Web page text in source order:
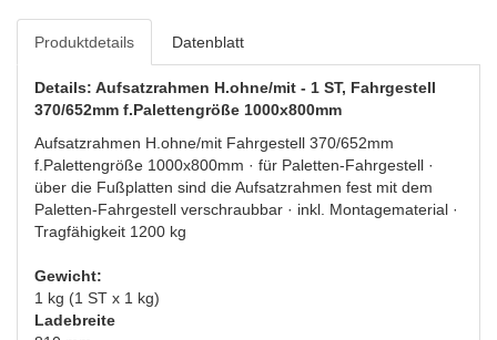
Produktdetails Datenblatt
Details: Aufsatzrahmen H.ohne/mit - 1 ST, Fahrgestell
370/652mm f.Palettengröße 1000x800mm
Aufsatzrahmen H.ohne/mit Fahrgestell 370/652mm
f.Palettengröße 1000x800mm · für Paletten-Fahrgestell ·
über die Fußplatten sind die Aufsatzrahmen fest mit dem
Paletten-Fahrgestell verschraubbar · inkl. Montagematerial ·
Tragfähigkeit 1200 kg
Gewicht:
1 kg (1 ST x 1 kg)
Ladebreite